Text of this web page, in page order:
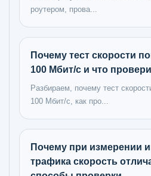
роутером, прова...
Почему тест скорости
100 Мбит/с и что
Разбираем, почему тест
100 Мбит/с, как про...
Почему при измерении
трафика скорость